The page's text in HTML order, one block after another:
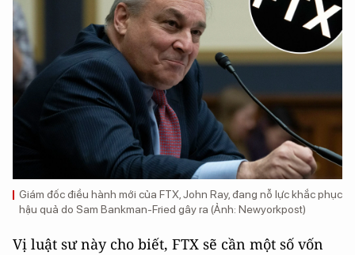
Giám đốc điều hành mới của FTX, John Ray, đang nỗ lực khắc phục
hậu quả do Sam Bankman-Fried gây ra (Ảnh: Newyorkpost)
Vị luật sư này cho biết, FTX sẽ cần một số vốn